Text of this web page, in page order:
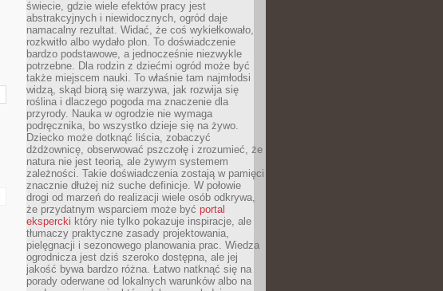
świecie, gdzie wiele efektów pracy jest
abstrakcyjnych i niewidocznych, ogród daje
namacalny rezultat. Widać, że coś wykiełkowało,
rozkwitło albo wydało plon. To doświadczenie
bardzo podstawowe, a jednocześnie niezwykle
potrzebne. Dla rodzin z dziećmi ogród może być
także miejscem nauki. To właśnie tam najmłodsi
widzą, skąd biorą się warzywa, jak rozwija się
roślina i dlaczego pogoda ma znaczenie dla
przyrody. Nauka w ogrodzie nie wymaga
podręcznika, bo wszystko dzieje się na żywo.
Dziecko może dotknąć liścia, zobaczyć
dżdżownicę, obserwować pszczołę i zrozumieć, że
natura nie jest teorią, ale żywym systemem
zależności. Takie doświadczenia zostają w pamięci
znacznie dłużej niż suche definicje. W połowie
drogi od marzeń do realizacji wiele osób odkrywa,
że przydatnym wsparciem może być portal
ekspercki który nie tylko pokazuje inspiracje, ale
tłumaczy praktyczne zasady projektowania,
pielęgnacji i sezonowego planowania prac. Wiedza
ogrodnicza jest dziś szeroko dostępna, ale jej
jakość bywa bardzo różna. Łatwo natknąć się na
porady oderwane od lokalnych warunków albo na